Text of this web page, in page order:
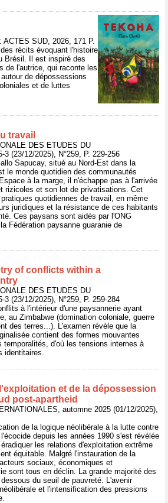
SUD, 2026, 171 P.
récits évoquant l'histoire
Brésil. Il est inspiré des
de l'autrice, qui raconte les
de dépossessions
et de luttes
travail
DES ETUDES DU
3 (23/12/2025), N°259, P. 229-256
Sapucay, situé au Nord-Est dans la
le monde quotidien des communautés
à la marge, il n'échappe pas à l'arrivée
rizicoles et son lot de privatisations. Cet
quotidiennes de travail, en même
juridiques et la résistance de ces habitants
Ces paysans sont aidés par l'ONG
Fédération paysanne guaranie de
of conflicts within a
DES ETUDES DU
3 (23/12/2025), N°259, P. 259-284
à l'intérieur d'une paysannerie ayant
au Zimbabwe (domination coloniale, guerre
des terres...). L'examen révèle que la
contient des formes mouvantes
d'où les tensions internes à
identitaires.
et de la dépossession
post-apartheid
automne 2025 (01/12/2025),
de la logique néolibérale à la lutte contre
depuis les années 1990 s'est révélée
les relations d'exploitation extrême
équitable. Malgré l'instauration de la
sociaux, économiques et
sont tous en déclin. La grande majorité des
du seuil de pauvreté. L'avenir
et l'intensification des pressions